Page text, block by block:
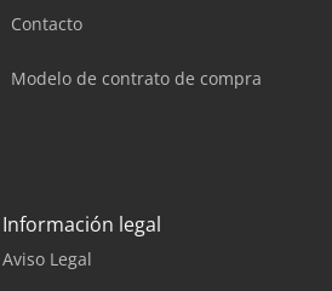
Contacto
Modelo de contrato de compra
Información legal
Aviso Legal